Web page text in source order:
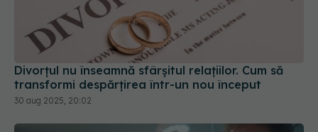
Divorțul nu înseamnă sfârșitul relațiilor. Cum să
transformi despărțirea într-un nou început
30 aug 2025, 20:02